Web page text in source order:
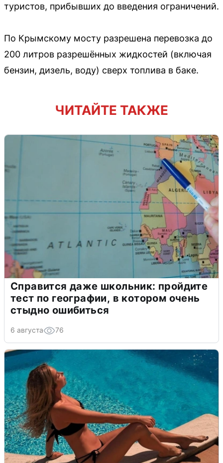
туристов, прибывших до введения ограничений.
По Крымскому мосту разрешена перевозка до
200 литров разрешённых жидкостей (включая
бензин, дизель, воду) сверх топлива в баке.
ЧИТАЙТЕ ТАКЖЕ
Справится даже школьник: пройдите
тест по географии, в котором очень
стыдно ошибиться
6 августа 76